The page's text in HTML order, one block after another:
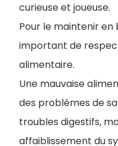
curieuse et joueuse.
Pour le maintenir en
important de
alimentaire.
Une mauvaise
des problèmes de
troubles digestifs,
affaiblissement du